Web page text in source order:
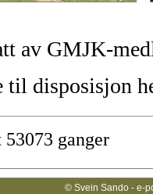
av GMJK-
disposisjon
ganger
© Svein Sando - e-